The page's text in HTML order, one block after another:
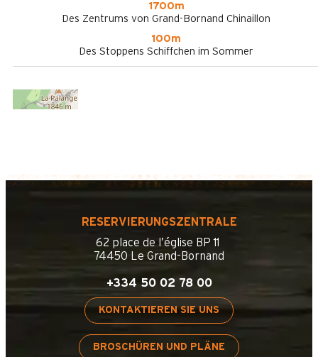
1700m
Des Zentrums von Grand-Bornand Chinaillon
100m
Des Stoppens Schiffchen im Sommer
RESERVIERUNGSZENTRALE
62 place de l’église BP 11
74450 Le Grand-Bornand
+334 50 02 78 00
KONTAKTIEREN SIE UNS
BROSCHÜREN UND PLÄNE